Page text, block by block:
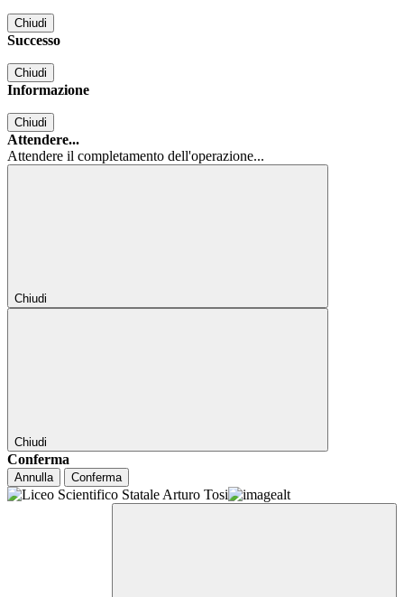
Chiudi
Successo
Chiudi
Informazione
Chiudi
Attendere...
Attendere il completamento dell'operazione...
Chiudi
Chiudi
Conferma
Annulla Conferma